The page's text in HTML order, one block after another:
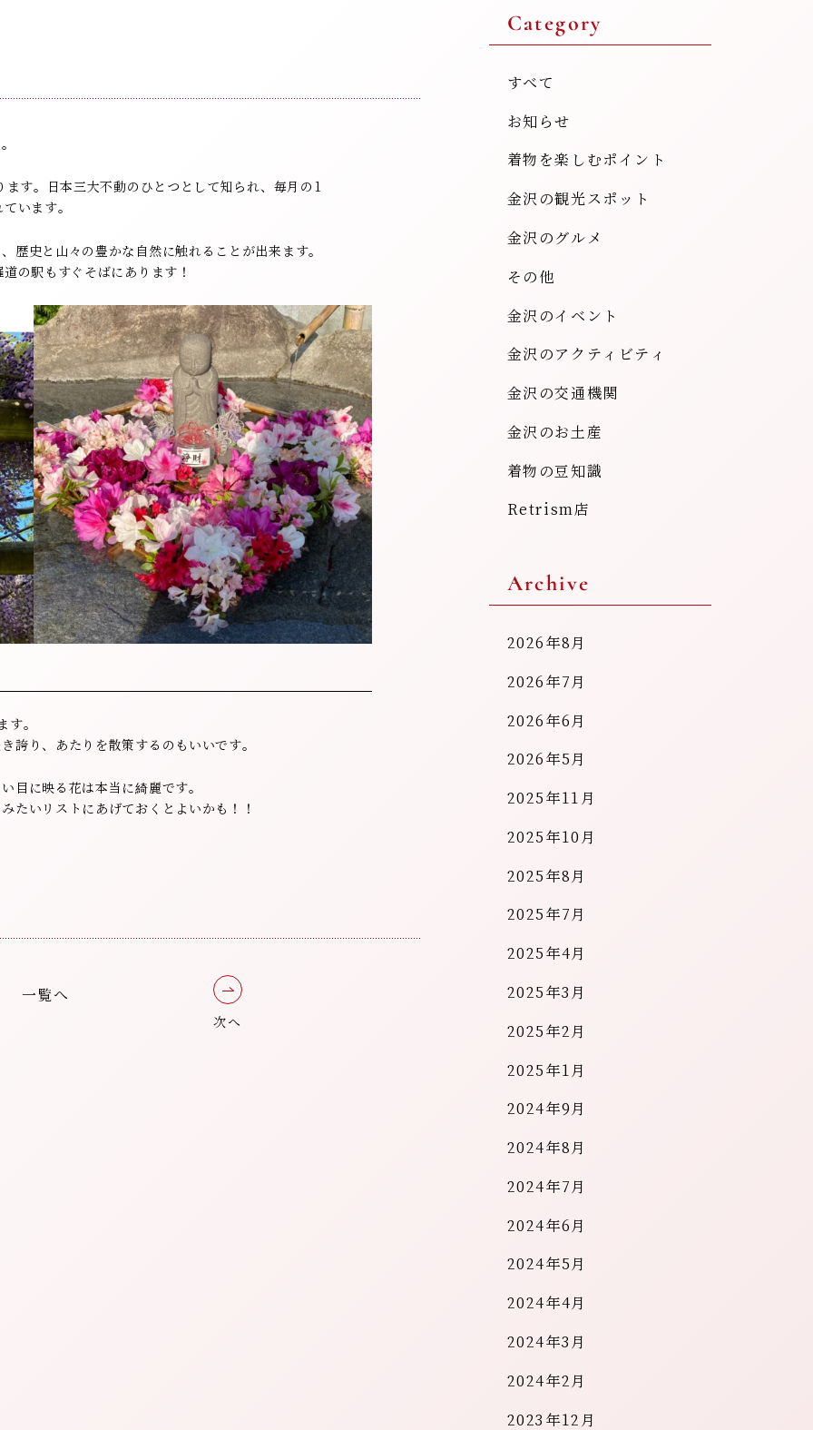
076-210-4931
す。日本三大不動のひとつとして知られ、毎月の1
います。
歴史と山々の豊かな自然に触れることが出来ます。
の駅もすぐそばにあります！
。
誇り、あたりを散策するのもいいです。
目に映る花は本当に綺麗です。
たいリストにあげておくとよいかも！！
一覧へ
次へ
Category
すべて
お知らせ
着物を楽しむポイント
金沢の観光スポット
金沢のグルメ
その他
金沢のイベント
金沢のアクティビティ
金沢の交通機関
金沢のお土産
着物の豆知識
Retrism店
Archive
2026年8月
2026年7月
2026年6月
2026年5月
2025年11月
2025年10月
2025年8月
2025年7月
2025年4月
2025年3月
2025年2月
2025年1月
2024年9月
2024年8月
2024年7月
2024年6月
2024年5月
2024年4月
2024年3月
2024年2月
2023年12月